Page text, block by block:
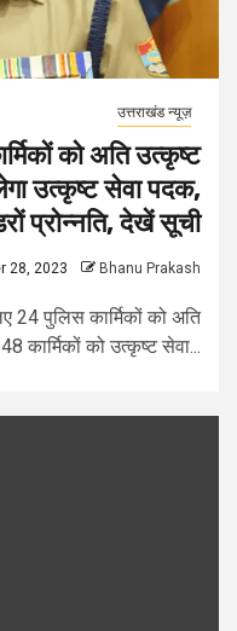
उत्तराखंड न्यूज़
को अति उत्कृष्ट
उत्कृष्ट सेवा पदक,
प्रोन्नति, देखें सूची
28, 2023 Bhanu Prakash
24 पुलिस कार्मिकों को अति
कार्मिकों को उत्कृष्ट सेवा...